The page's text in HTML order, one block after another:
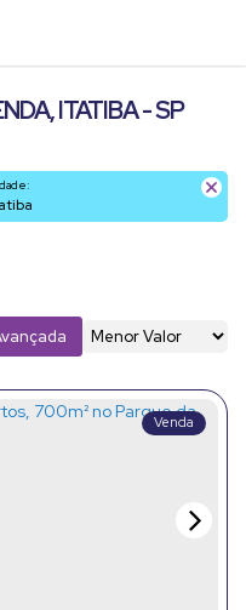
ITATIBA - SP